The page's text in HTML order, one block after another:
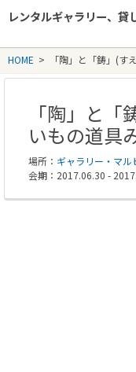
レンタルギャラリー、貸
Rental Gallery jp
HOME > 「陶」と「鋳」(
「陶」と「
いもの道具
場所： ギャラリー・マル
会期：2017.06.30 -